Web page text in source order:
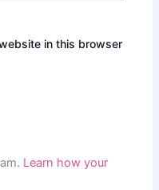
in this browser
Learn how your